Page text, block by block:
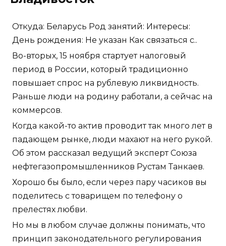
Откуда: Беларусь Род занятий: Интересы:
День рождения: Не указан Как связаться с..
Во-вторых, 15 ноября стартует налоговый
период в России, который традиционно
повышает спрос на рублевую ликвидность.
Раньше люди на родину работали, а сейчас на
коммерсов.
Когда какой-то актив проводит так много лет в
падающем рынке, люди махают на него рукой.
Об этом рассказал ведущий эксперт Союза
нефтегазопромышленников Рустам Танкаев.
Хорошо бы было, если через пару часиков вы
поделитесь с товарищем по телефону о
прелестях любви.
Но мы в любом случае должны понимать, что
принцип законодательного регулирования